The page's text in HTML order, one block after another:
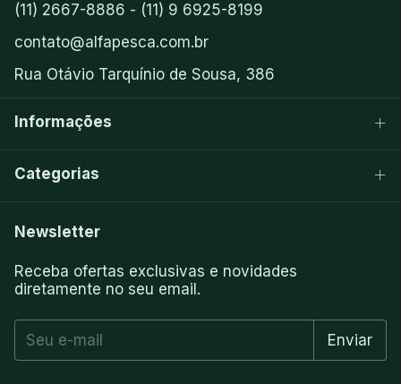
(11) 2667-8886 - (11) 9 6925-8199
contato@alfapesca.com.br
Rua Otávio Tarquínio de Sousa, 386
Informações
Categorias
Newsletter
Receba ofertas exclusivas e novidades
diretamente no seu email.